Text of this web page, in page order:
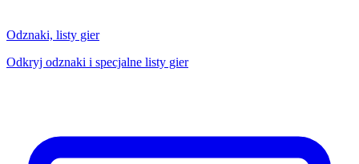
Odznaki, listy gier
Odkryj odznaki i specjalne listy gier